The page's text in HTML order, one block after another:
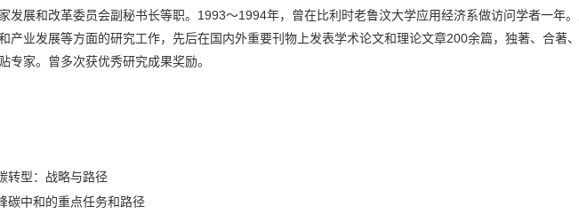
发展和改革委员会副秘书长等职。1993～1994年，曾在比利时老鲁汶大学应用经济系做访问学者一年
产业发展等方面的研究工作，先后在国内外重要刊物上发表学术论文和理论文章200余篇，独著、合著
专家。曾多次获优秀研究成果奖励。
转型：战略与路径
碳中和的重点任务和路径